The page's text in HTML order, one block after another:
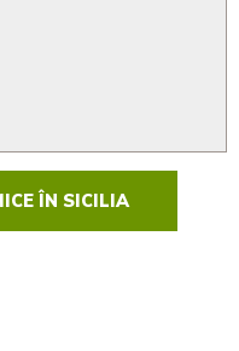
ÎN SICILIA